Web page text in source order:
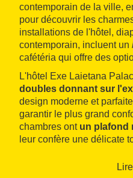
contemporain de la ville,
pour découvrir les
installations de l'hôtel,
contemporain, incluent un
cafétéria qui offre des
L'hôtel Exe Laietana
doubles donnant sur
design moderne et
garantir le plus grand
chambres ont un plafond
leur confère une délicate